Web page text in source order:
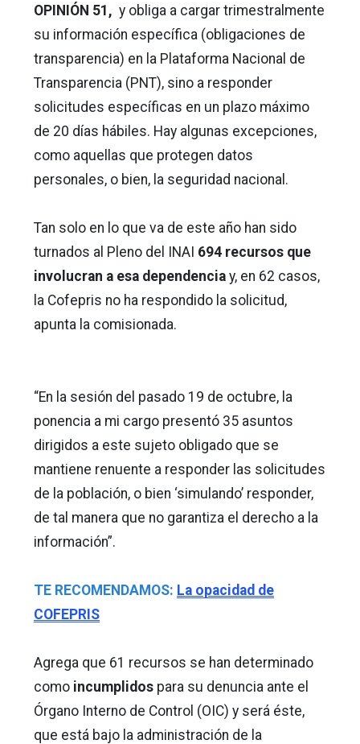
OPINIÓN 51, y obliga a cargar trimestralmente
su información específica (obligaciones de
transparencia) en la Plataforma Nacional de
Transparencia (PNT), sino a responder
solicitudes específicas en un plazo máximo
de 20 días hábiles. Hay algunas excepciones,
como aquellas que protegen datos
personales, o bien, la seguridad nacional.
Tan solo en lo que va de este año han sido
turnados al Pleno del INAI 694 recursos que
involucran a esa dependencia y, en 62 casos,
la Cofepris no ha respondido la solicitud,
apunta la comisionada.
“En la sesión del pasado 19 de octubre, la
ponencia a mi cargo presentó 35 asuntos
dirigidos a este sujeto obligado que se
mantiene renuente a responder las solicitudes
de la población, o bien ‘simulando’ responder,
de tal manera que no garantiza el derecho a la
información”.
TE RECOMENDAMOS: La opacidad de
COFEPRIS
Agrega que 61 recursos se han determinado
como incumplidos para su denuncia ante el
Órgano Interno de Control (OIC) y será éste,
que está bajo la administración de la